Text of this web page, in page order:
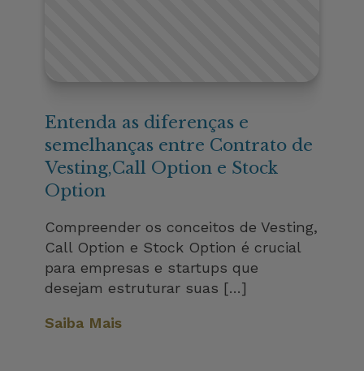
Entenda as diferenças e
semelhanças entre Contrato de
Vesting,Call Option e Stock
Option
Compreender os conceitos de Vesting,
Call Option e Stock Option é crucial
para empresas e startups que
desejam estruturar suas […]
Saiba Mais